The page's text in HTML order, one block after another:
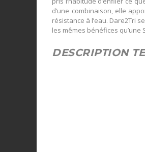
d’une combinaison, elle
résistance à l’eau. Dare2Tri
les mêmes bénéfices qu’une
DESCRIPTION